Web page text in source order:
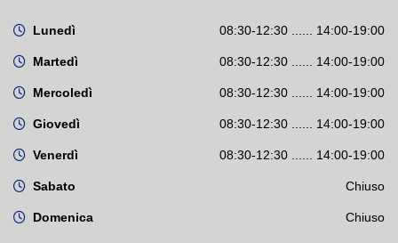
Lunedì 08:30-12:30 ...... 14:00-19:00
Martedì 08:30-12:30 ...... 14:00-19:00
Mercoledì 08:30-12:30 ...... 14:00-19:00
Giovedì 08:30-12:30 ...... 14:00-19:00
Venerdì 08:30-12:30 ...... 14:00-19:00
Sabato Chiuso
Domenica Chiuso